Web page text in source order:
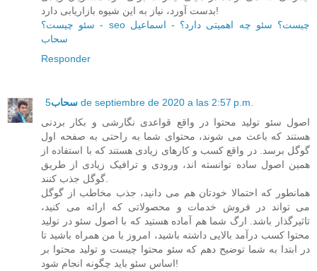
بدست آورد، نیاز به این شیوه بازاریابی دارد!
سئو چیست؟ - seo چیست؟ سئو چه اهمیتی دارد؟ - اسماعیل
سحاب
Responder
سحاب 5 de septiembre de 2020 a las 2:57 p.m.
اصول سئو تولید محتوا در واقع قواعدی نگارشی و بکار بردنی
هستند که باعث می شوند، محتوای شما به راحتی به صفحه اول
گوگل برسد. در واقع کسب و کارهای زیادی هستند که با استفاده از
همین اصول ساده توانسته اند، ورودی و ترافیک زیادی از طریق
گوگل جذب کنند.
همانطور که احتمالا خودتان هم می دانید، جذب مخاطب از گوگل
می تواند در فروش خدمات و محصولاتی که ارائه می کنید،
تاثیرگذار باشد. ارگ شما هم آماده هستید که با اصول سئو در تولید
محتوا کسب درآمد بالایی داشته باشید، امروز با من همراه باشید تا
در ابتدا به شما توضیح دهم که سئو محتوا چیست و تولید محتوا بر
اساس سئو باید چگونه انجام شود!